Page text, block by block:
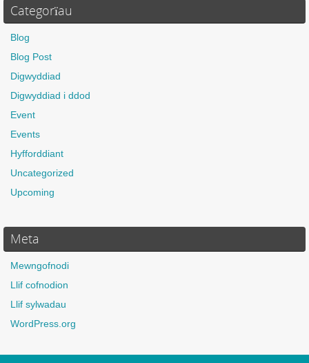
Categorïau
Blog
Blog Post
Digwyddiad
Digwyddiad i ddod
Event
Events
Hyfforddiant
Uncategorized
Upcoming
Meta
Mewngofnodi
Llif cofnodion
Llif sylwadau
WordPress.org